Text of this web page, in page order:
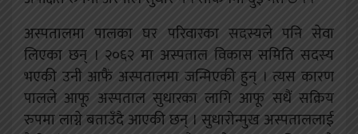
अस्पतालमा पालका घर परिवारका सदस्यले पनि सेवा
लिएका छन् । २०६२ मा अस्पताल विकास समिति सदस्य
भएकी उनी आफैं अस्पतालमा जन्मिएकी हुन् । त्यस कारण
पालले आफू अस्पताल सुधारका लागि आफू सधैं सक्रिय
रुपमा लाग्ने बताउँदै आएकी छन् । सुधारोन्मुख अस्पताललाई